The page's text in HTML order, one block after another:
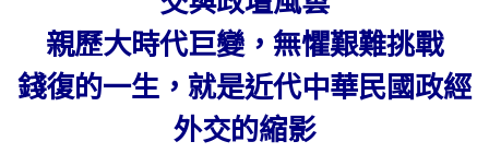
親歷大時代巨變，無懼艱難挑戰
錢復的一生，就是近代中華民國政經
外交的縮影